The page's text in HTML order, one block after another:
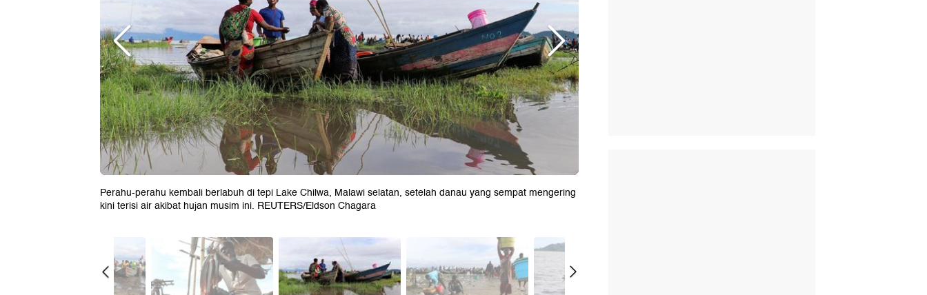
Perahu-perahu kembali berlabuh di tepi Lake Chilwa, Malawi selatan, setelah danau yang sempat mengering
kini terisi air akibat hujan musim ini. REUTERS/Eldson Chagara